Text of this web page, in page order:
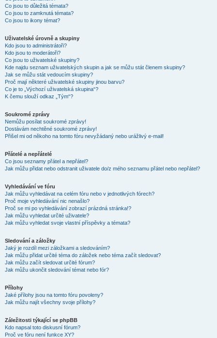
Co jsou to důležitá témata?
Co jsou to zamknutá témata?
Co jsou to ikony témat?
Uživatelské úrovně a skupiny
Kdo jsou to administrátoři?
Kdo jsou to moderátoři?
Co jsou to uživatelské skupiny?
Kde najdu seznam uživatelských skupin a jak se můžu stát členem skupiny?
Jak se můžu stát vedoucím skupiny?
Proč mají některé uživatelské skupiny jinou barvu?
Co je to „Výchozí uživatelská skupina“?
K čemu slouží odkaz „Tým“?
Soukromé zprávy
Nemůžu posílat soukromé zprávy!
Dostávám nechtěné soukromé zprávy!
Přišel mi od někoho na tomto fóru nevyžádaný nebo urážlivý e-mail!
Přátelé a nepřátelé
Co jsou seznamy přátel a nepřátel?
Jak můžu přidat nebo odstranit uživatele do/z mého seznamu přátel nebo nepřátel?
Vyhledávání ve fóru
Jak můžu vyhledávat na celém fóru nebo v jednotlivých fórech?
Proč moje vyhledávání nic nenašlo?
Proč se mi po vyhledávání zobrazí prázdná stránka!?
Jak můžu vyhledat určité uživatele?
Jak můžu vyhledat svoje vlastní příspěvky a témata?
Sledování a záložky
Jaký je rozdíl mezi záložkami a sledováním?
Jak můžu přidat určité téma do záložek nebo téma začít sledovat?
Jak můžu začít sledovat určité fórum?
Jak můžu ukončit sledování témat nebo fór?
Přílohy
Jaké přílohy jsou na tomto fóru povoleny?
Jak můžu najít všechny svoje přílohy?
Záležitosti týkající se phpBB
Kdo napsal toto diskusní fórum?
Proč ve fóru není funkce XY?